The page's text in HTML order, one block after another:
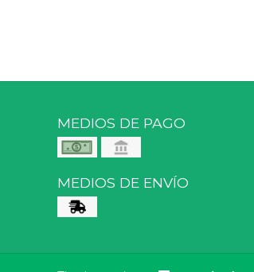
MEDIOS DE PAGO
MEDIOS DE ENVÍO